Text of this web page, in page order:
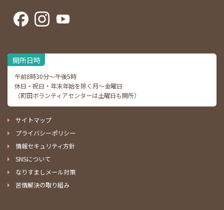
開所日時
午前8時30分～午後5時
休日・祝日・年末年始を除く月～金曜日
（町田ボランティアセンターは土曜日も開所）
サイトマップ
プライバシーポリシー
情報セキュリティ方針
SNSについて
なりすましメール対策
苦情解決の取り組み